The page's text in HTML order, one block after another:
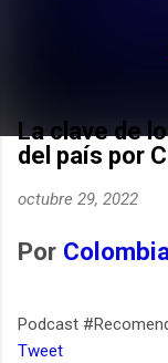
La clave de
del país por
octubre 29, 2022
Por
Podcast
Tweet